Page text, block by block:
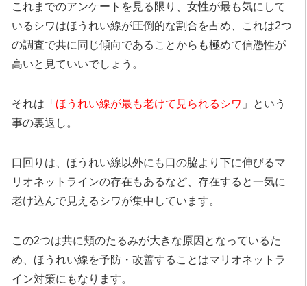
これまでのアンケートを見る限り、女性が最も気にして
いるシワはほうれい線が圧倒的な割合を占め、これは2つ
の調査で共に同じ傾向であることからも極めて信憑性が
高いと見ていいでしょう。
それは「 ほうれい線が最も老けて見られるシワ 」という
事の裏返し。
口回りは、ほうれい線以外にも口の脇より下に伸びるマ
リオネットラインの存在もあるなど、存在すると一気に
老け込んで見えるシワが集中しています。
この2つは共に頬のたるみが大きな原因となっているた
め、ほうれい線を予防・改善することはマリオネットラ
イン対策にもなります。